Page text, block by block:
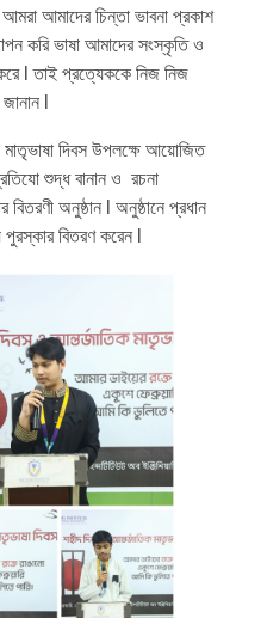
আমরা আমাদের চিন্তা ভাবনা প্রকাশ
করি ভাষা আমাদের সংস্কৃতি ও
l তাই প্রত্যেককে নিজ নিজ
l
দিবস উপলক্ষে আয়োজিত
শুদ্ধ বানান ও রচনা
অনুষ্ঠান l অনুষ্ঠানে প্রধান
বিতরণ করেন l